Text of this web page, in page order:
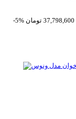
-5%
37,798,600 تومان